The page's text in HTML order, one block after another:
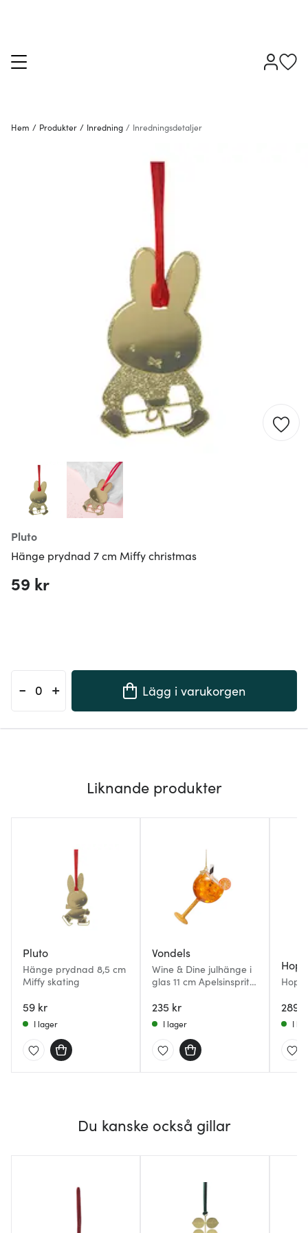
Hem / Produkter / Inredning / Inredningsdetaljer
Pluto
Hänge prydnad 7 cm Miffy christmas
59 kr
- + Lägg i varukorgen
Liknande produkter
Pluto
Hänge prydnad 8,5 cm
Miffy skating
59 kr
I lager
Vondels
Wine & Dine julhänge i
glas 11 cm Apelsinspritz
235 kr
I lager
289
I
Du kanske också gillar